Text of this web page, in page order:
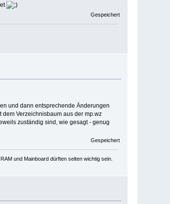
Gespeichert
und dann entsprechende Änderungen
Verzeichnisbaum aus der mp.wz
zuständig sind, wie gesagt - genug
Gespeichert
. RAM und Mainboard dürften selten wichtig sein.